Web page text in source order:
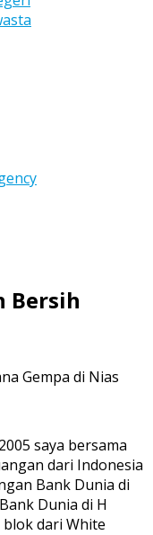
Bersih
Gempa di Nias
saya bersama
dari Indonesia
Bank Dunia di
Dunia di H
blok dari White